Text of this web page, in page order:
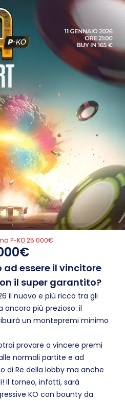
P-KO 25.000€
ad essere il vincitore
il super garantito?
il nuovo e più ricco tra gli
più prezioso: il
un montepremi minimo
provare a vincere premi
normali partite e ad
di Re della lobby ma anche
Il torneo, infatti, sarà
KO con bounty da